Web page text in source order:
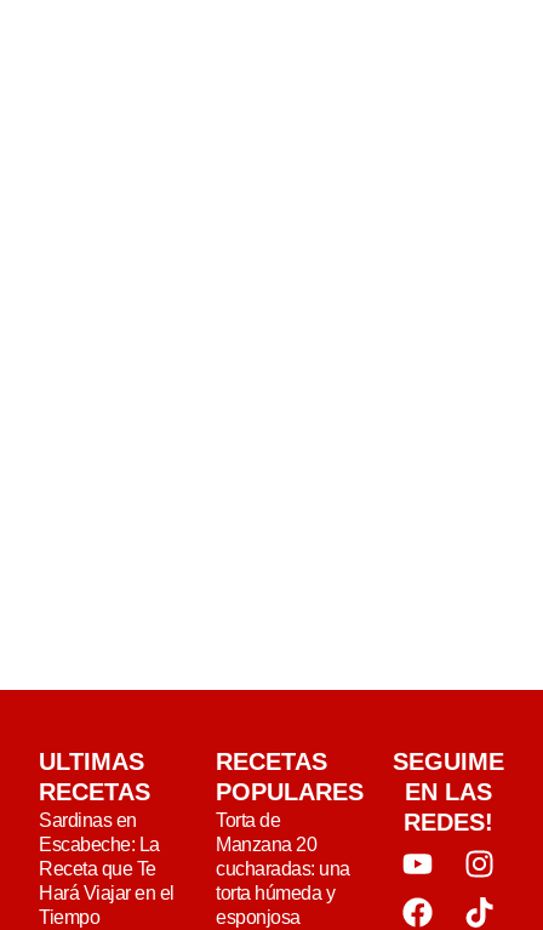
ULTIMAS
RECETAS
Sardinas en
Escabeche: La
Receta que Te
Hará Viajar en el
Tiempo
RECETAS
POPULARES
Torta de
Manzana 20
cucharadas: una
torta húmeda y
esponjosa
SEGUIME
EN LAS
REDES!